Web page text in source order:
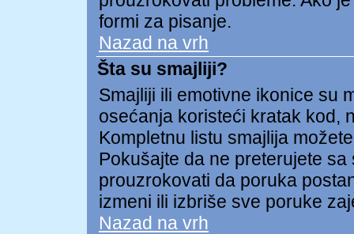
formi za pisanje.
Nazad na vrh
Šta su smajliji?
Smajliji ili emotivne ikonice su
osećanja koristeći kratak kod,
Kompletnu listu smajlija
Pokušajte da ne preterujete
prouzrokovati da poruka
izmeni ili izbriše sve poruke
Nazad na vrh